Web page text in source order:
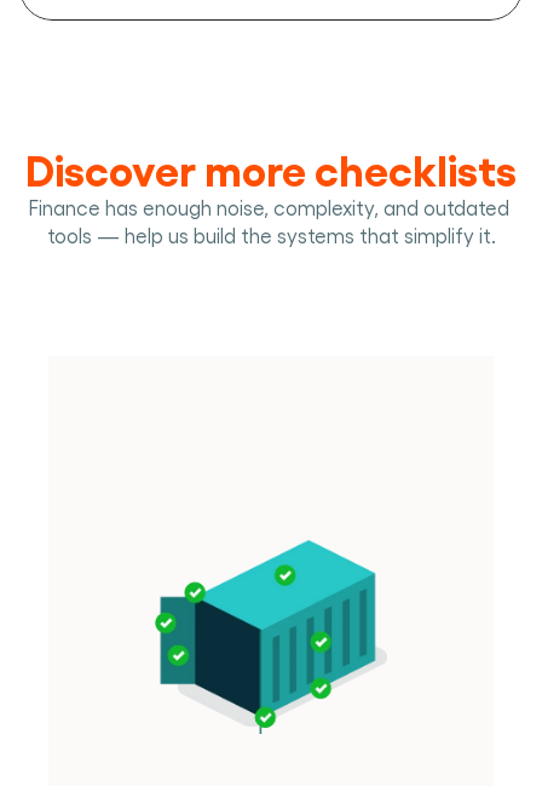
Discover more checklists
Finance has enough noise, complexity, and outdated
tools — help us build the systems that simplify it.